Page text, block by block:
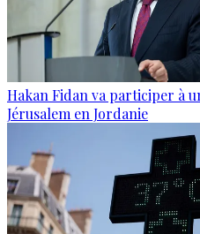
Hakan Fidan va participer à
Jérusalem en Jordanie